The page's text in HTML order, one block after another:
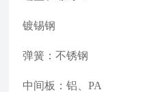
镀锡钢
弹簧：不锈钢
中间板：铝、PA